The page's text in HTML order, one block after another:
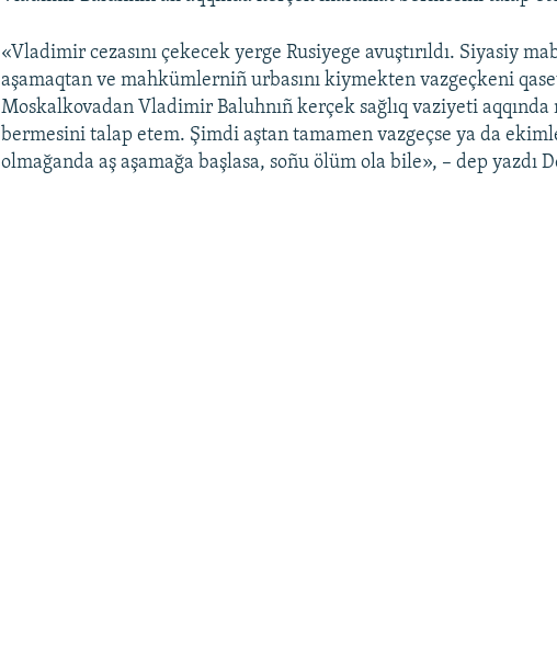
«Vladimir cezasını çekecek yerge Rusiyege avuştırıldı. Siyasiy
aşamaqtan ve mahkümlerniñ urbasını kiymekten vazgeçkeni
Moskalkovadan Vladimir Baluhnıñ kerçek sağlıq vaziyeti
bermesini talap etem. Şimdi aştan tamamen vazgeçse ya da
olmağanda aş aşamağa başlasa, soñu ölüm ola bile», – dep yazdı